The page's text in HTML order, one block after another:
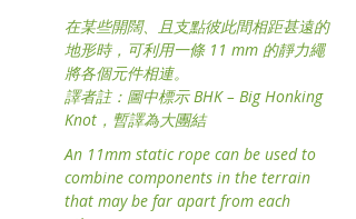
在某些開闊、且支點彼此間相距甚遠的
地形時，可利用一條 11 mm 的靜力繩
將各個元件相連。
譯者註：圖中標示 BHK – Big Honking
Knot，暫譯為大團結
An 11mm static rope can be used to
combine components in the terrain
that may be far apart from each